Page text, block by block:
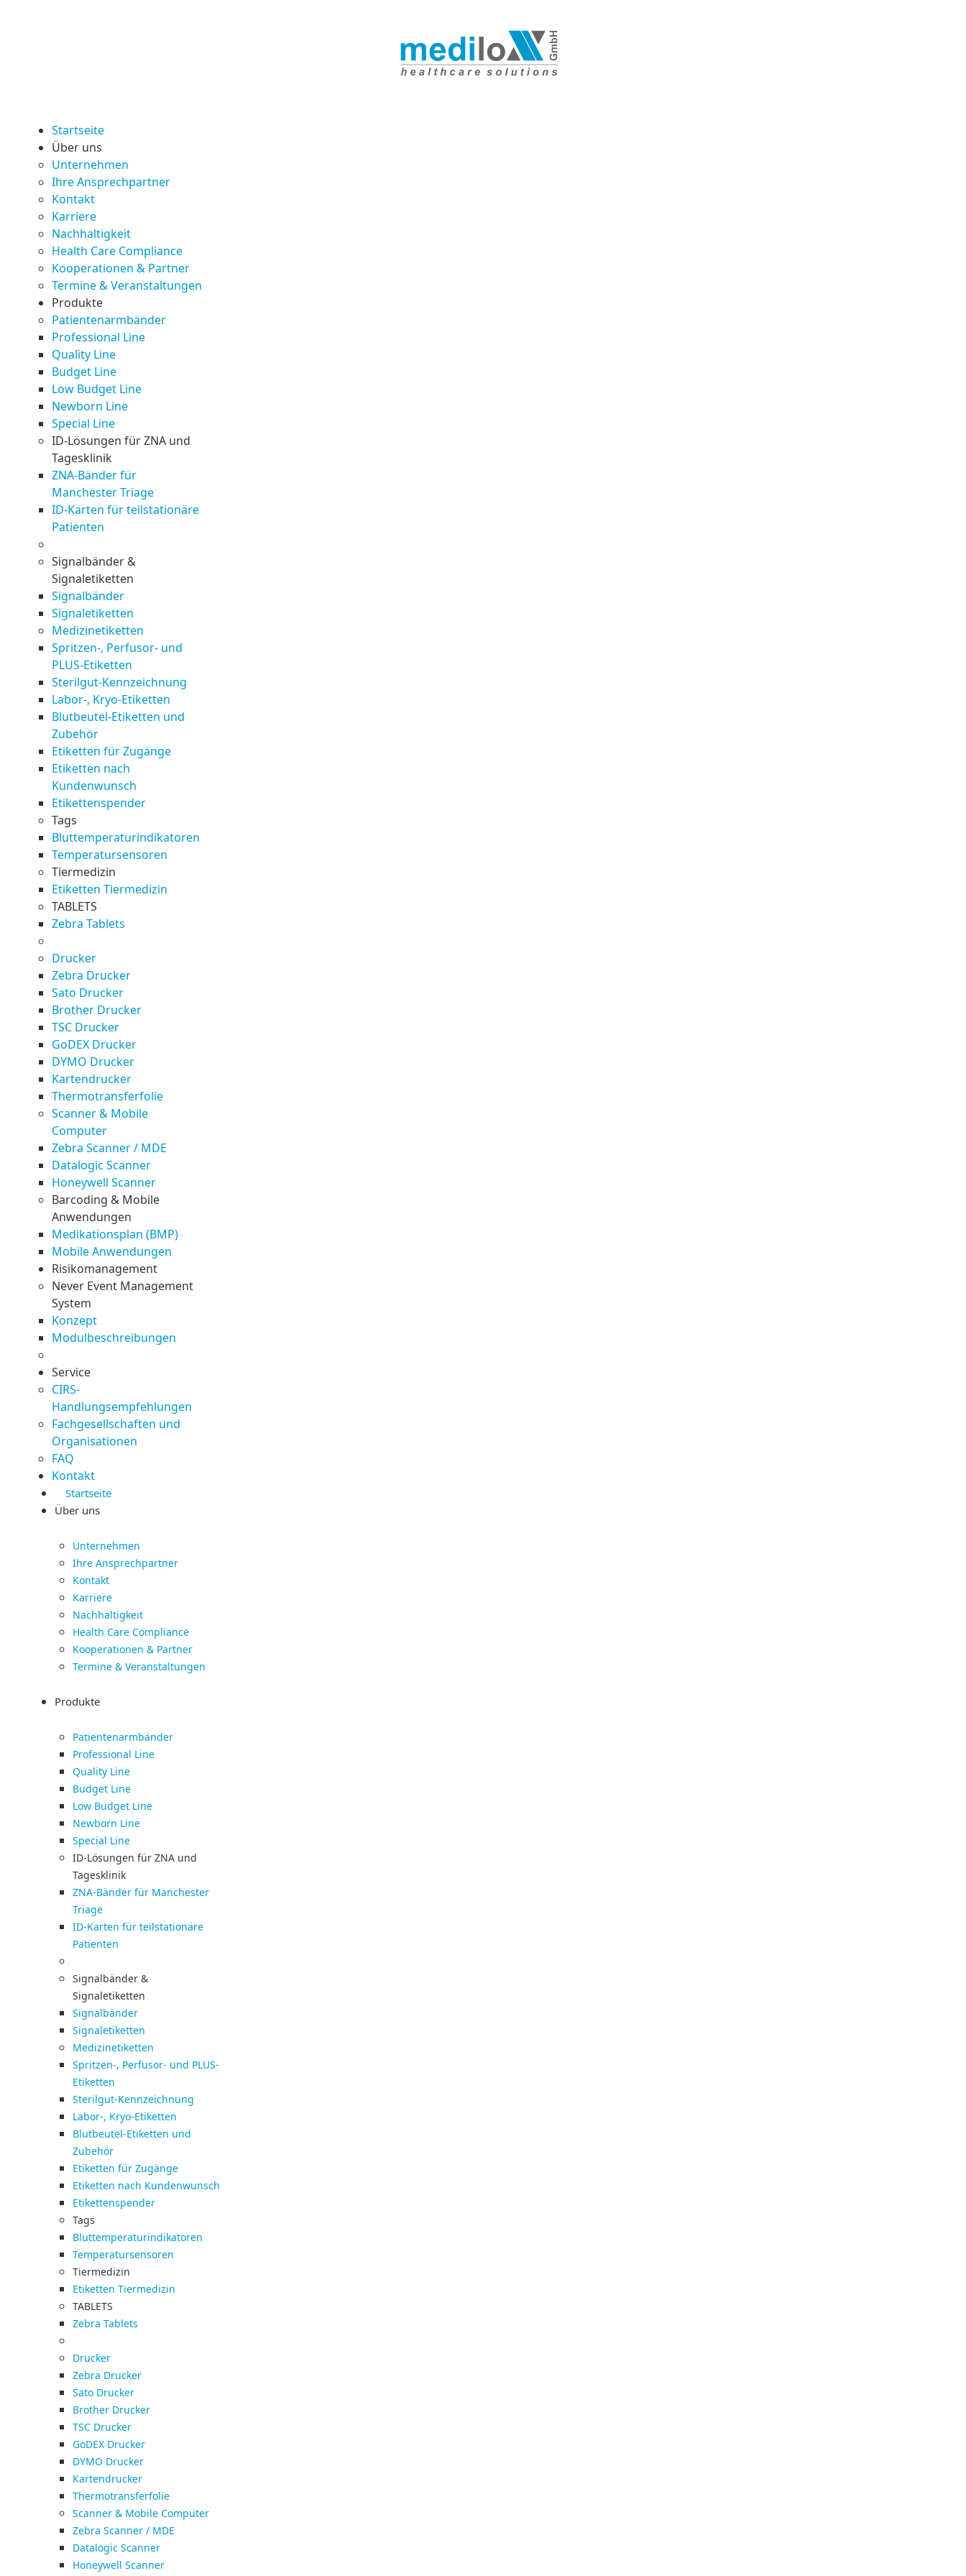
Startseite
Über uns
Unternehmen
Ihre Ansprechpartner
Kontakt
Karriere
Nachhaltigkeit
Health Care Compliance
Kooperationen & Partner
Termine & Veranstaltungen
Produkte
Patientenarmbänder
Professional Line
Quality Line
Budget Line
Low Budget Line
Newborn Line
Special Line
ID-Lösungen für ZNA und
Tagesklinik
ZNA-Bänder für
Manchester Triage
ID-Karten für teilstationäre
Patienten
Signalbänder &
Signaletiketten
Signalbänder
Signaletiketten
Medizinetiketten
Spritzen-, Perfusor- und
PLUS-Etiketten
Sterilgut-Kennzeichnung
Labor-, Kryo-Etiketten
Blutbeutel-Etiketten und
Zubehör
Etiketten für Zugänge
Etiketten nach
Kundenwunsch
Etikettenspender
Tags
Bluttemperaturindikatoren
Temperatursensoren
Tiermedizin
Etiketten Tiermedizin
TABLETS
Zebra Tablets
Drucker
Zebra Drucker
Sato Drucker
Brother Drucker
TSC Drucker
GoDEX Drucker
DYMO Drucker
Kartendrucker
Thermotransferfolie
Scanner & Mobile
Computer
Zebra Scanner / MDE
Datalogic Scanner
Honeywell Scanner
Barcoding & Mobile
Anwendungen
Medikationsplan (BMP)
Mobile Anwendungen
Risikomanagement
Never Event Management
System
Konzept
Modulbeschreibungen
Service
CIRS-
Handlungsempfehlungen
Fachgesellschaften und
Organisationen
FAQ
Kontakt
Startseite
Über uns
Unternehmen
Ihre Ansprechpartner
Kontakt
Karriere
Nachhaltigkeit
Health Care Compliance
Kooperationen & Partner
Termine & Veranstaltungen
Produkte
Patientenarmbänder
Professional Line
Quality Line
Budget Line
Low Budget Line
Newborn Line
Special Line
ID-Lösungen für ZNA und
Tagesklinik
ZNA-Bänder für Manchester
Triage
ID-Karten für teilstationäre
Patienten
Signalbänder &
Signaletiketten
Signalbänder
Signaletiketten
Medizinetiketten
Spritzen-, Perfusor- und PLUS-
Etiketten
Sterilgut-Kennzeichnung
Labor-, Kryo-Etiketten
Blutbeutel-Etiketten und
Zubehör
Etiketten für Zugänge
Etiketten nach Kundenwunsch
Etikettenspender
Tags
Bluttemperaturindikatoren
Temperatursensoren
Tiermedizin
Etiketten Tiermedizin
TABLETS
Zebra Tablets
Drucker
Zebra Drucker
Sato Drucker
Brother Drucker
TSC Drucker
GoDEX Drucker
DYMO Drucker
Kartendrucker
Thermotransferfolie
Scanner & Mobile Computer
Zebra Scanner / MDE
Datalogic Scanner
Honeywell Scanner